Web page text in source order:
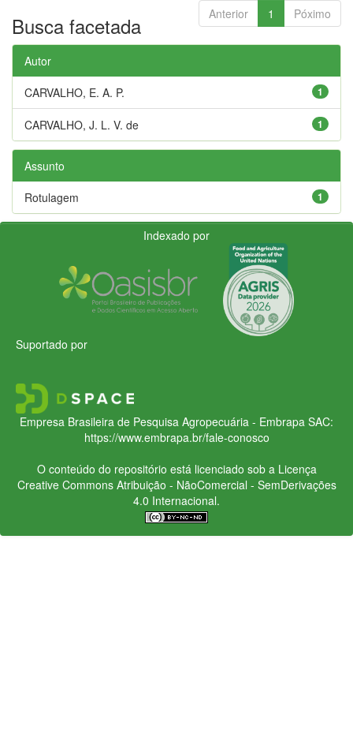
Anterior 1 Póximo
Busca facetada
Autor
1
CARVALHO, E. A. P.
1
CARVALHO, J. L. V. de
Assunto
1
Rotulagem
Indexado por
Suportado por
Empresa Brasileira de Pesquisa Agropecuária - Embrapa SAC:
https://www.embrapa.br/fale-conosco
O conteúdo do repositório está licenciado sob a Licença
Creative CommonsAtribuição - NãoComercial - SemDerivações
4.0 Internacional.